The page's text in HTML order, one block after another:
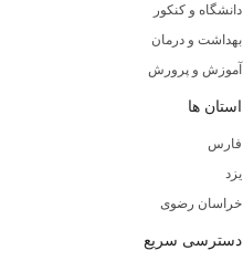
دانشگاه و کنکور
بهداشت و درمان
آموزش و پرورش
استان ها
فارس
یزد
خراسان رضوی
دسترسی سریع